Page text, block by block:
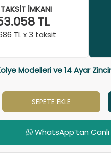
İMKANI
TL
TL x 3 taksit
Modelleri ve 14 Ayar
SEPETE EKLE
WhatsApp’tan Canlı